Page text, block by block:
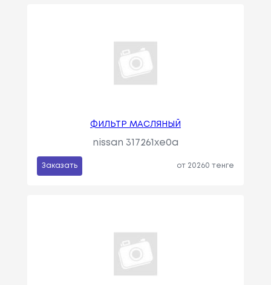
ФИЛЬТР МАСЛЯНЫЙ
nissan 317261xe0a
Заказать от 20260 тенге